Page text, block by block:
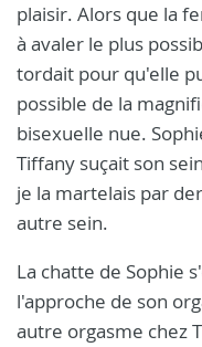
plaisir. Alors que la
à avaler le plus
tordait pour qu'elle
possible de la
bisexuelle nue.
Tiffany suçait son
je la martelais par
autre sein.
La chatte de Sophie
l'approche de son
autre orgasme chez